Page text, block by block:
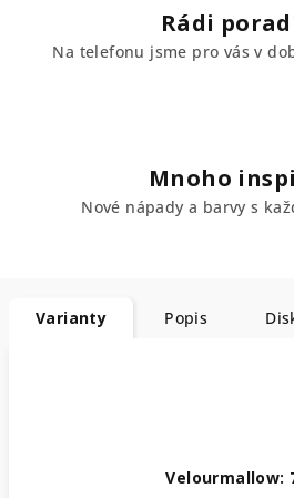
Rádi
Na telefonu jsme pro vás v
Mnoho
Nové nápady a barvy s
Varianty Popis
Velourmallow: